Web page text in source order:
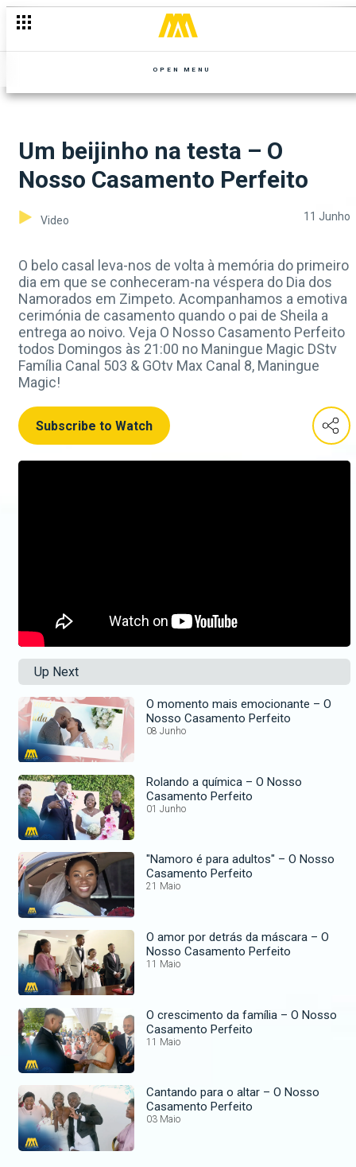
OPEN MENU
Um beijinho na testa – O
Nosso Casamento Perfeito
Video 11 Junho
O belo casal leva-nos de volta à memória do primeiro
dia em que se conheceram-na véspera do Dia dos
Namorados em Zimpeto. Acompanhamos a emotiva
cerimónia de casamento quando o pai de Sheila a
entrega ao noivo. Veja O Nosso Casamento Perfeito
todos Domingos às 21:00 no Maningue Magic DStv
Família Canal 503 & GOtv Max Canal 8, Maningue
Magic!
Subscribe to Watch
Up Next
O momento mais emocionante – O
Nosso Casamento Perfeito
08 Junho
Rolando a química – O Nosso
Casamento Perfeito
01 Junho
"Namoro é para adultos" – O Nosso
Casamento Perfeito
21 Maio
O amor por detrás da máscara – O
Nosso Casamento Perfeito
11 Maio
O crescimento da família – O Nosso
Casamento Perfeito
11 Maio
Cantando para o altar – O Nosso
Casamento Perfeito
03 Maio